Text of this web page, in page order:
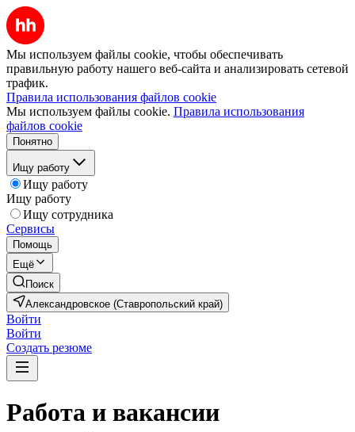
Мы используем файлы cookie, чтобы обеспечивать
правильную работу нашего веб-сайта и анализировать сетевой
трафик.
Правила использования файлов cookie
Мы используем файлы cookie. Правила использования
файлов cookie
Понятно
Ищу работу
Ищу работу
Ищу работу
Ищу сотрудника
Сервисы
Помощь
Ещё
Поиск
Александровское (Ставропольский край)
Войти
Войти
Создать резюме
Работа и вакансии